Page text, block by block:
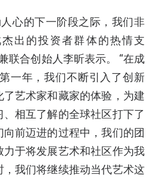
人心的下一阶段之际，我们非
出的投资者群体的热情支
联合创始人李昕表示。 “在成
一年，我们不断引入了创新
艺术家和藏家的体验，为建
相互了解的全球社区打下了
前迈进的过程中，我们的团
力于将发展艺术和社区作为我
我们将继续推动当代艺术这